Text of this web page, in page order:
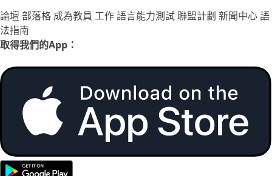
論壇部落格 成為教員 工作語言能力測試聯盟計劃 新聞中心語
法指南
取得我們的App：